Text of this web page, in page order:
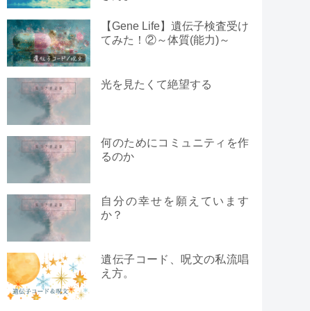
【Gene Life】遺伝子検査受け
てみた！②～体質(能力)～
光を見たくて絶望する
何のためにコミュニティを作
るのか
自分の幸せを願えています
か？
遺伝子コード、呪文の私流唱
え方。